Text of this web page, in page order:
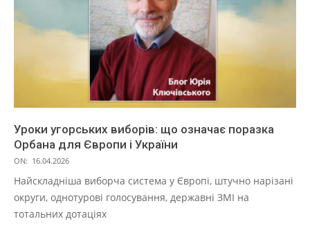
Уроки угорських виборів: що означає поразка
Орбана для Європи і України
ON: 16.04.2026
Найскладніша виборча система у Європі, штучно нарізані
округи, однотурові голосування, державні ЗМІ на
тотальних дотаціях